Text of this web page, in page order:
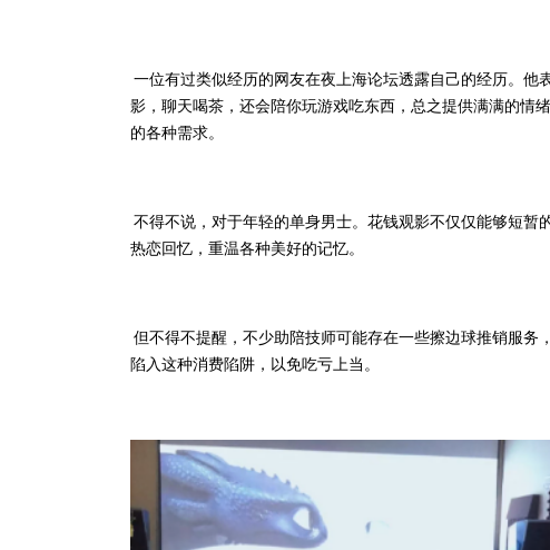
一位有过类似经历的网友在夜上海论坛透露自己的经历。
影，聊天喝茶，还会陪你玩游戏吃东西，总之提供满满的情
的各种需求。
不得不说，对于年轻的单身男士。花钱观影不仅仅能够短
热恋回忆，重温各种美好的记忆。
但不得不提醒，不少助陪技师可能存在一些擦边球推销服
陷入这种消费陷阱，以免吃亏上当。